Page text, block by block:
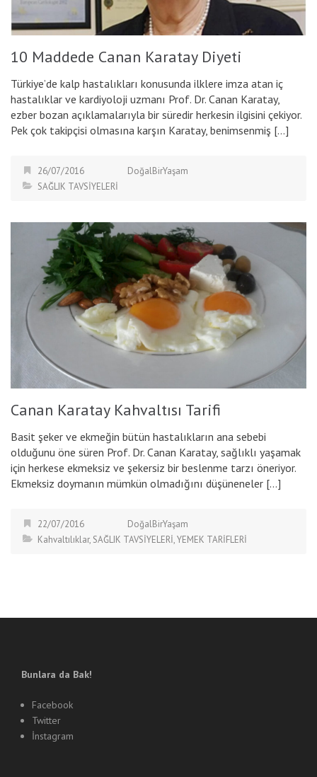
10 Maddede Canan Karatay Diyeti
Türkiye’de kalp hastalıkları konusunda ilklere imza atan iç
hastalıklar ve kardiyoloji uzmanı Prof. Dr. Canan Karatay,
ezber bozan açıklamalarıyla bir süredir herkesin ilgisini çekiyor.
Pek çok takipçisi olmasına karşın Karatay, benimsenmiş […]
26/07/2016
DoğalBirYaşam
SAĞLIK TAVSİYELERİ
Canan Karatay Kahvaltısı Tarifi
Basit şeker ve ekmeğin bütün hastalıkların ana sebebi
olduğunu öne süren Prof. Dr. Canan Karatay, sağlıklı yaşamak
için herkese ekmeksiz ve şekersiz bir beslenme tarzı öneriyor.
Ekmeksiz doymanın mümkün olmadığını düşüneneler […]
22/07/2016
DoğalBirYaşam
Kahvaltılıklar, SAĞLIK TAVSİYELERİ,YEMEK TARİFLERİ
Bunlara da Bak!
Facebook
Twitter
İnstagram